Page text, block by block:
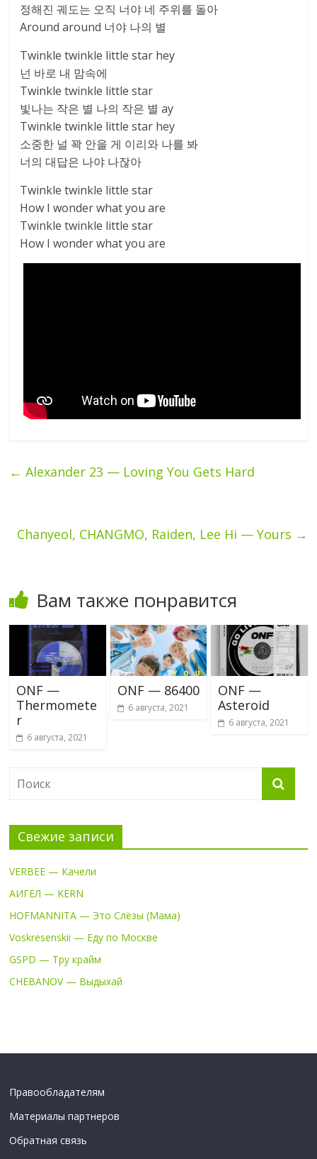
정해진 궤도는 오직 너야 네 주위를 돌아
Around around 너야 나의 별
Twinkle twinkle little star hey
넌 바로 내 맘속에
Twinkle twinkle little star
빛나는 작은 별 나의 작은 별 ay
Twinkle twinkle little star hey
소중한 널 꽉 안을 게 이리와 나를 봐
너의 대답은 나야 나잖아
Twinkle twinkle little star
How I wonder what you are
Twinkle twinkle little star
How I wonder what you are
← Alexander 23 — Loving You Gets Hard
Chanyeol, CHANGMO, Raiden, Lee Hi — Yours →
Вам также понравится
ONF —
Thermomete
r
6 августа, 2021
ONF — 86400
6 августа, 2021
ONF —
Asteroid
6 августа, 2021
Свежие записи
VERBEE — Качели
АИГЕЛ — KERN
HOFMANNITA — Это Слёзы (Мама)
Voskresenskii — Еду по Москве
GSPD — Тру крайм
CHEBANOV — Выдыхай
Правообладателям
Материалы партнеров
Обратная связь